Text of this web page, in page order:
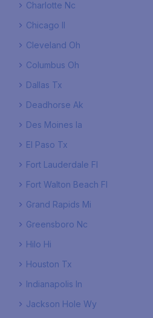
Charlotte Nc
Chicago Il
Cleveland Oh
Columbus Oh
Dallas Tx
Deadhorse Ak
Des Moines Ia
El Paso Tx
Fort Lauderdale Fl
Fort Walton Beach Fl
Grand Rapids Mi
Greensboro Nc
Hilo Hi
Houston Tx
Indianapolis In
Jackson Hole Wy